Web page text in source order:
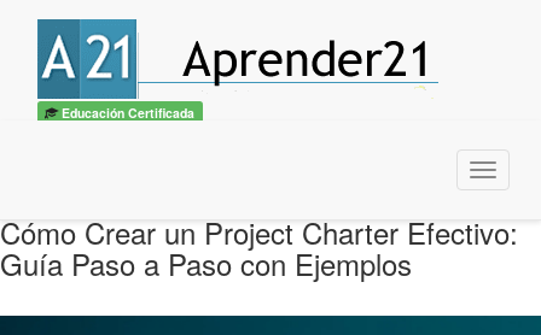
Educación Certificada
Menu
Cómo Crear un Project Charter Efectivo:
Guía Paso a Paso con Ejemplos